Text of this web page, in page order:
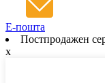
Е-пошта
Постпродажен
x